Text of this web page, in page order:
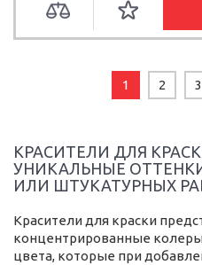
1 2 3
КРАСИТЕЛИ ДЛЯ
УНИКАЛЬНЫЕ
ИЛИ ШТУКАТУРНЫХ
Красители для краски
концентрированные
цвета, которые при